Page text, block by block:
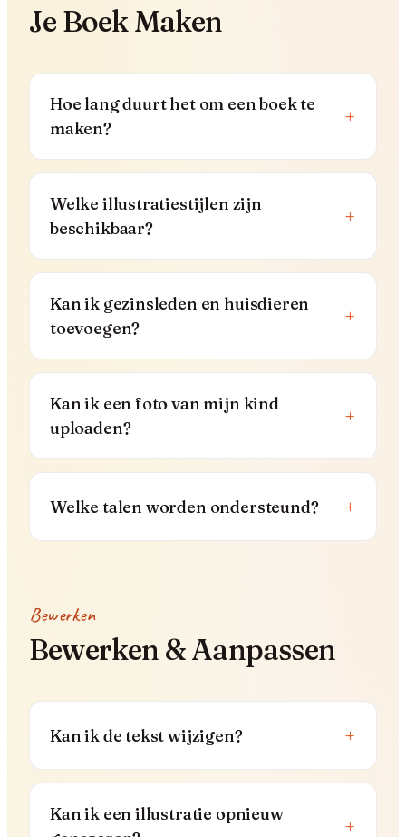
Je Boek Maken
Hoe lang duurt het om een boek te
maken?
+
Welke illustratiestijlen zijn
beschikbaar?
+
Kan ik gezinsleden en huisdieren
toevoegen?
+
Kan ik een foto van mijn kind
uploaden?
+
Welke talen worden ondersteund? +
Bewerken
Bewerken & Aanpassen
Kan ik de tekst wijzigen? +
Kan ik een illustratie opnieuw
+